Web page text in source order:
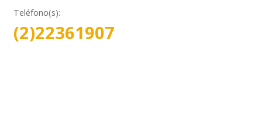
Teléfono(s):
(2)22361907